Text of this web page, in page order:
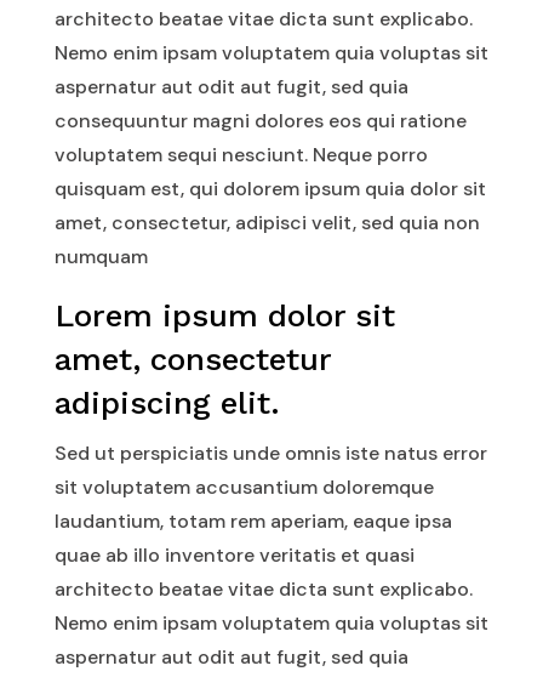
architecto beatae vitae dicta sunt explicabo.
Nemo enim ipsam voluptatem quia voluptas sit
aspernatur aut odit aut fugit, sed quia
consequuntur magni dolores eos qui ratione
voluptatem sequi nesciunt. Neque porro
quisquam est, qui dolorem ipsum quia dolor sit
amet, consectetur, adipisci velit, sed quia non
numquam
Lorem ipsum dolor sit
amet, consectetur
adipiscing elit.
Sed ut perspiciatis unde omnis iste natus error
sit voluptatem accusantium doloremque
laudantium, totam rem aperiam, eaque ipsa
quae ab illo inventore veritatis et quasi
architecto beatae vitae dicta sunt explicabo.
Nemo enim ipsam voluptatem quia voluptas sit
aspernatur aut odit aut fugit, sed quia